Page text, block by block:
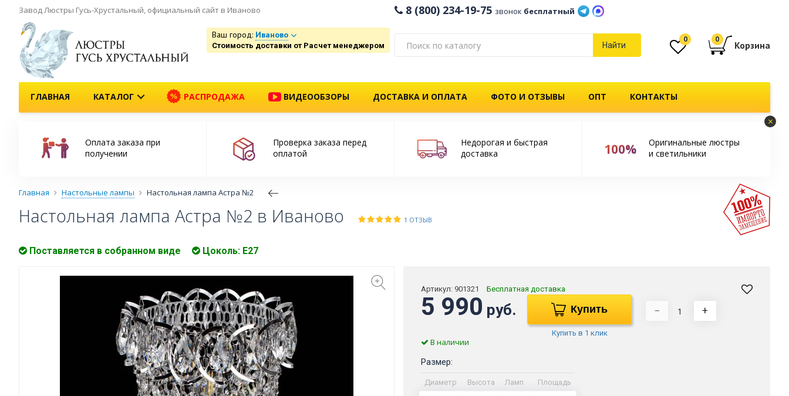
Завод Люстры Гусь-Хрустальный, официальный сайт в Иваново 8 (800) 234-19-75 звонок бесплатный
Ваш город: Иваново
Стоимость доставки от Расчет менеджером Найти
0 0
Корзина
ГЛАВНАЯ КАТАЛОГ РАСПРОДАЖА ВИДЕООБЗОРЫ ДОСТАВКА И ОПЛАТА ФОТО И ОТЗЫВЫ ОПТ КОНТАКТЫ
×
Оплата заказа при
получении
Проверка заказа перед
оплатой
Недорогая и быстрая
доставка
100%
Оригинальные люстры
и светильники
Главная Настольные лампы Настольная лампа Астра №2
Настольная лампа Астра №2 в Иваново 1 ОТЗЫВ
Поставляется в собранном виде Цоколь: Е27
Артикул: 901321 Бесплатная доставка
5 990 руб. Купить
Купить в 1 клик
− +
В наличии
Размер:
Диаметр Высота Ламп Площадь